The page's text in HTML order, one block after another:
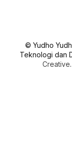
© Yudho
Teknologi dan
Creative